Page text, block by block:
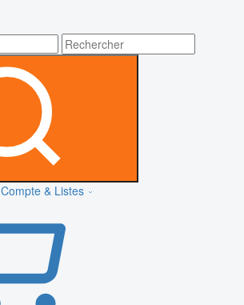
Compte & Listes